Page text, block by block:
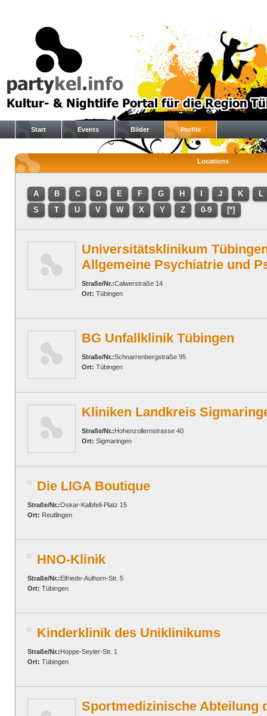
Start Events Bilder Profile
Locations
A B C D E F G H J K
L
S
T U V W X Y Z 0-9 [*]
Universitätsklinikum
Allgemeine Psychiatrie und
Straße/Nr.:Calwerstraße 14
Ort: Tübingen
BG Unfallklinik Tübingen
Straße/Nr.:Schnarrenbergstraße 95
Ort: Tübingen
Kliniken Landkreis
Straße/Nr.:Hohenzollernstrasse 40
Ort: Sigmaringen
Die LIGA Boutique
Straße/Nr.:Oskar-Kalbfell-Platz 15
Ort: Reutlingen
HNO-Klinik
Straße/Nr.:Elfriede-Aulhorn-Str. 5
Ort: Tübingen
Kinderklinik des Uniklinikums
Straße/Nr.:Hoppe-Seyler-Str. 1
Ort: Tübingen
Sportmedizinische Abteilung